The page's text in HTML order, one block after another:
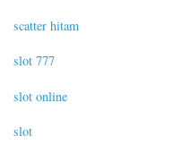
scatter hitam
slot 777
slot online
slot